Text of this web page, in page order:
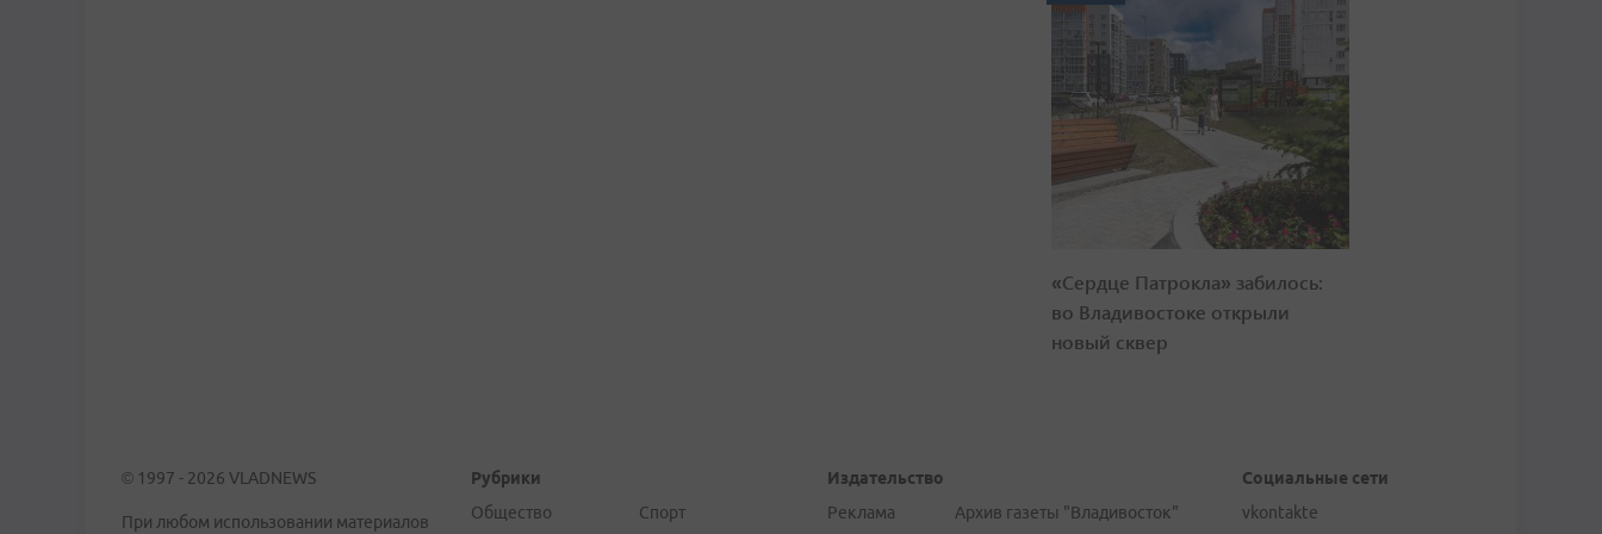
«Сердце Патрокла» забилось:
во Владивостоке открыли
новый сквер
© 1997 - 2026 VLADNEWS
При любом использовании материалов
Рубрики
Общество
Спорт
Издательство
Реклама
Архив газеты "Владивосток"
Социальные сети
vkontakte